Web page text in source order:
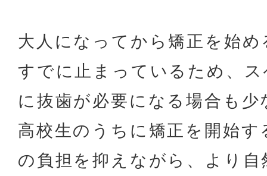
大人になってから矯正を始
すでに止まっているため、
に抜歯が必要になる場合も
高校生のうちに矯正を開始
の負担を抑えながら、より